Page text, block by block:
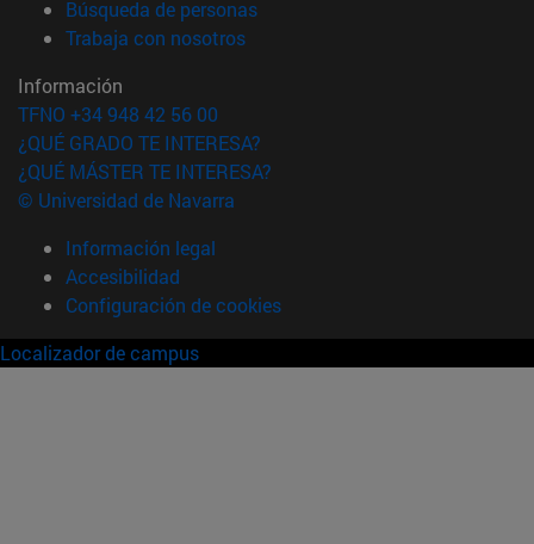
Búsqueda de personas(abre en nueva ventana)
Trabaja con nosotros(abre en nueva ventana)
Información
TFNO +34 948 42 56 00
¿QUÉ GRADO TE INTERESA?
¿QUÉ MÁSTER TE INTERESA?
© Universidad de Navarra
Información legal
Accesibilidad
Configuración de cookies
Localizador de campus